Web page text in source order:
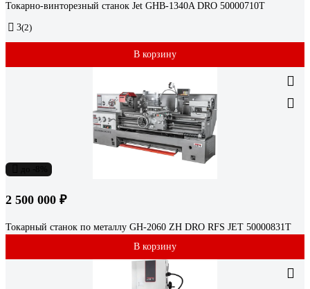
Токарно-винторезный станок Jet GHB-1340A DRO 50000710T
3(2)
В корзину
2 500 000 ₽
Токарный станок по металлу GH-2060 ZH DRO RFS JET 50000831T
В корзину